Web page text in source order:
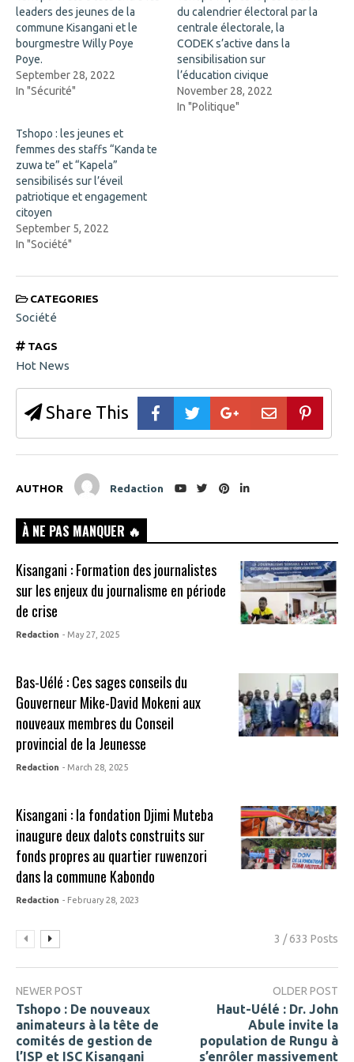
O
p
e
n
s
n
e
n
d
o
w
)
n
e
w
w
d
o
leaders des jeunes de la
commune Kisangani et le
bourgmestre Willy Poye
Poye.
September 28, 2022
In "Sécurité"
du calendrier électoral par la
centrale électorale, la
CODEK s’active dans la
sensibilisation sur
l’éducation civique
November 28, 2022
In "Politique"
Tshopo : les jeunes et
femmes des staffs “Kanda te
zuwa te” et “Kapela”
sensibilisés sur l’éveil
patriotique et engagement
citoyen
September 5, 2022
In "Société"
CATEGORIES
Société
TAGS
Hot News
Share This
AUTHOR Redaction
À NE PAS MANQUER 🔥
Kisangani : Formation des journalistes
sur les enjeux du journalisme en période
de crise
Redaction - May 27, 2025
Bas-Uélé : Ces sages conseils du
Gouverneur Mike-David Mokeni aux
nouveaux membres du Conseil
provincial de la Jeunesse
Redaction - March 28, 2025
Kisangani : la fondation Djimi Muteba
inaugure deux dalots construits sur
fonds propres au quartier ruwenzori
dans la commune Kabondo
Redaction - February 28, 2023
3 / 633 Posts
NEWER POST
Tshopo : De nouveaux
animateurs à la tête de
comités de gestion de
l’ISP et ISC Kisangani
OLDER POST
Haut-Uélé : Dr. John
Abule invite la
population de Rungu à
s’enrôler massivement